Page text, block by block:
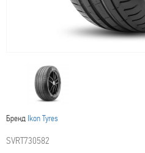
Бренд Ikon Tyres
SVRT730582